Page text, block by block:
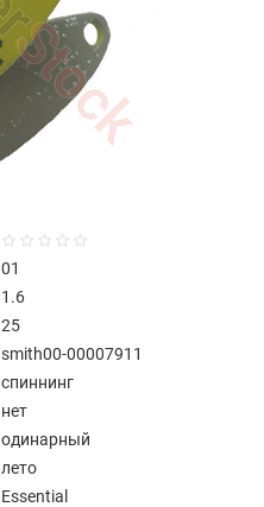
01
1.6
25
smith00-00007911
спиннинг
нет
одинарный
лето
Essential